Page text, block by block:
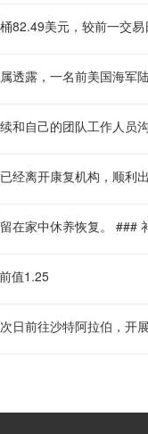
和自己的团队工作人员
经离开康复机构，顺利
值1.25